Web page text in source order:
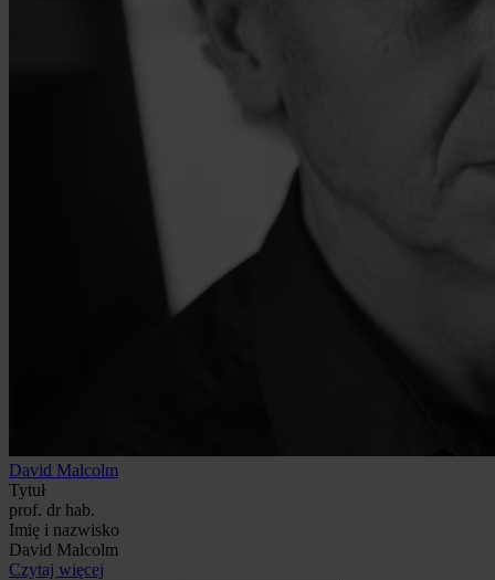
David Malcolm
Tytuł
prof. dr hab.
Imię i nazwisko
David Malcolm
Czytaj więcej